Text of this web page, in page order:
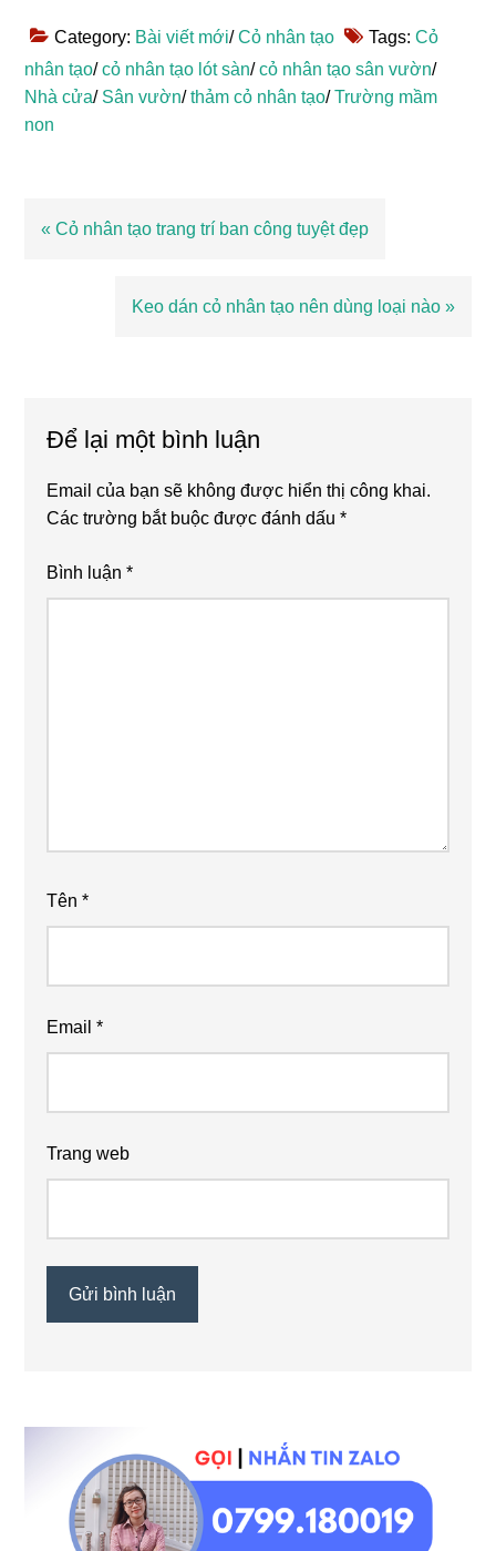
Category: Bài viết mới/Cỏ nhân tạo Tags:Cỏ
nhân tạo/cỏ nhân tạo lót sàn/cỏ nhân tạo sân vườn/
Nhà cửa/ Sân vườn/thảm cỏ nhân tạo/Trường mầm
non
Bài
« Cỏ nhân tạo trang trí ban công tuyệt đẹp
Bài
Keo dán cỏ nhân tạo nên dùng loại nào »
Để lại một bình luận
Email của bạn sẽ không được hiển thị công khai.
Các trường bắt buộc được đánh dấu*
Bình luận*
Tên*
Email*
Trang web
chính